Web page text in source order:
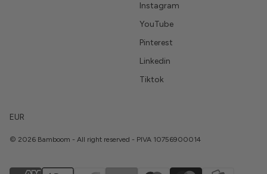
Instagram
YouTube
Pinterest
Linkedin
Tiktok
EUR
© 2026 Bamboom - All right reserved - PIVA 10756900014